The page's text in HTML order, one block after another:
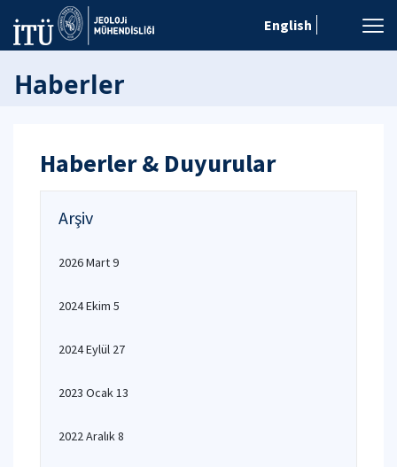
English
Haberler
Haberler & Duyurular
Arşiv
2026 Mart 9
2024 Ekim 5
2024 Eylül 27
2023 Ocak 13
2022 Aralık 8